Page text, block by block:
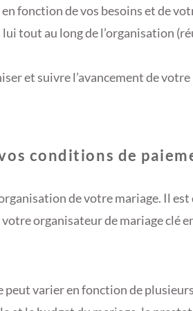
fonction de vos besoins et de
tout au long de l’organisation
et suivre l’avancement de
conditions de
de votre mariage. Il est
organisateur de mariage clé
peut varier en fonction de